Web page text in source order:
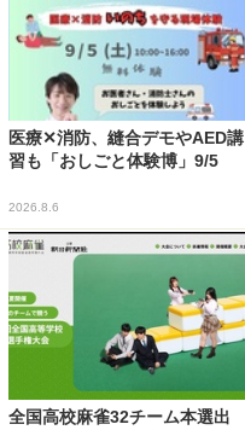
医療✕消防、縫合デモやAED講
習も「おしごと体験博」9/5
2026.8.6
全国高校麻雀32チーム本選出